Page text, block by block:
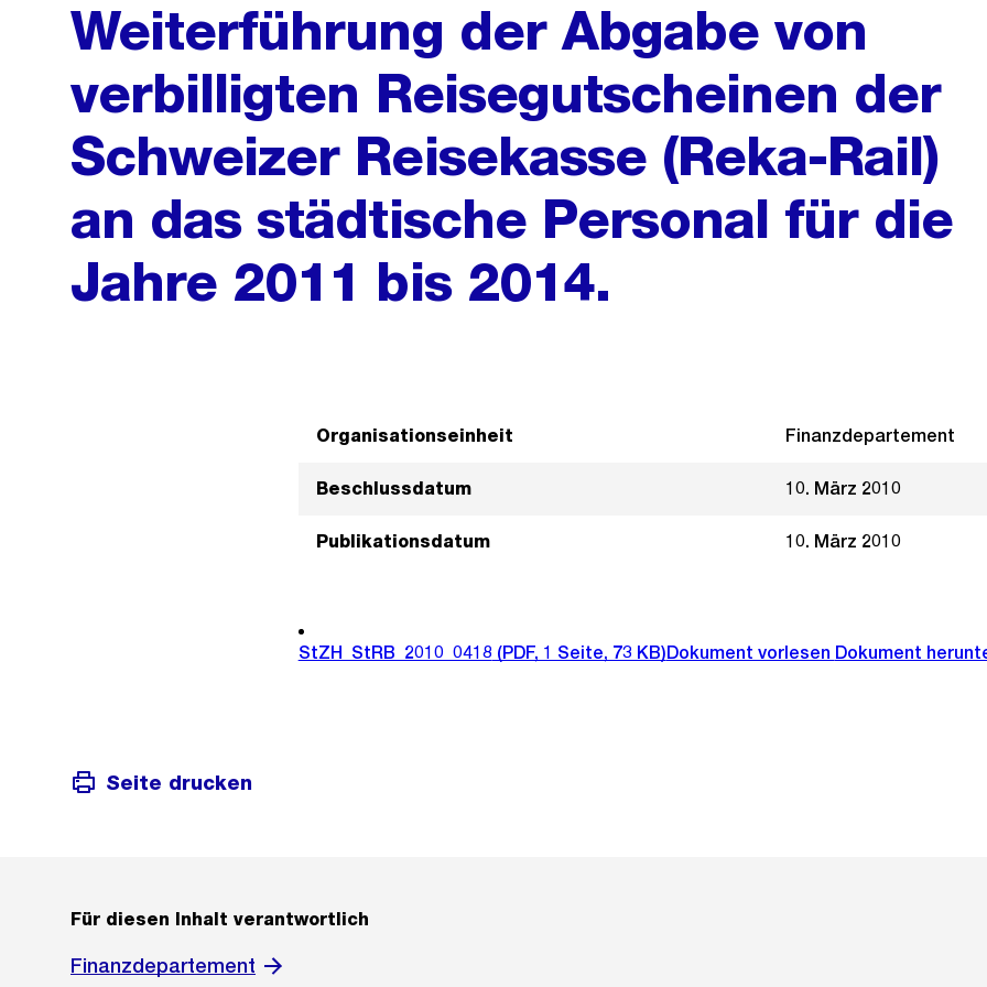
Weiterführung der Abgabe von
verbilligten Reisegutscheinen der
Schweizer Reisekasse (Reka-Rail)
an das städtische Personal für die
Jahre 2011 bis 2014.
Organisationseinheit Finanzdepartement
Beschlussdatum 10. März 2010
Publikationsdatum 10. März 2010
StZH_StRB_2010_0418 (PDF, 1 Seite, 73 KB)Dokument vorlesen Dokument
Seite drucken
Für diesen Inhalt verantwortlich
Finanzdepartement